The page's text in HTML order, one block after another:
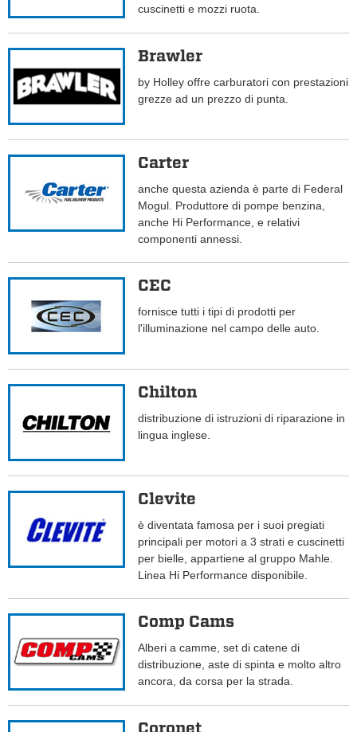
cuscinetti e mozzi ruota.
Brawler
by Holley offre carburatori con prestazioni
grezze ad un prezzo di punta.
Carter
anche questa azienda è parte di Federal
Mogul. Produttore di pompe benzina,
anche Hi Performance, e relativi
componenti annessi.
CEC
fornisce tutti i tipi di prodotti per
l'illuminazione nel campo delle auto.
Chilton
distribuzione di istruzioni di riparazione in
lingua inglese.
Clevite
è diventata famosa per i suoi pregiati
principali per motori a 3 strati e cuscinetti
per bielle, appartiene al gruppo Mahle.
Linea Hi Performance disponibile.
Comp Cams
Alberi a camme, set di catene di
distribuzione, aste di spinta e molto altro
ancora, da corsa per la strada.
Coronet